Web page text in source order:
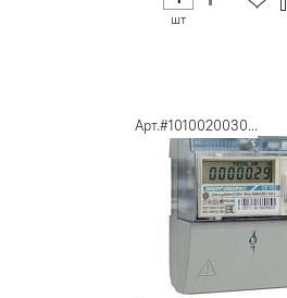
шт
Арт.#1010020030...